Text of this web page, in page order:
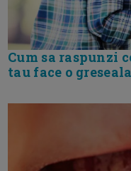
Cum sa raspunzi
tau face o